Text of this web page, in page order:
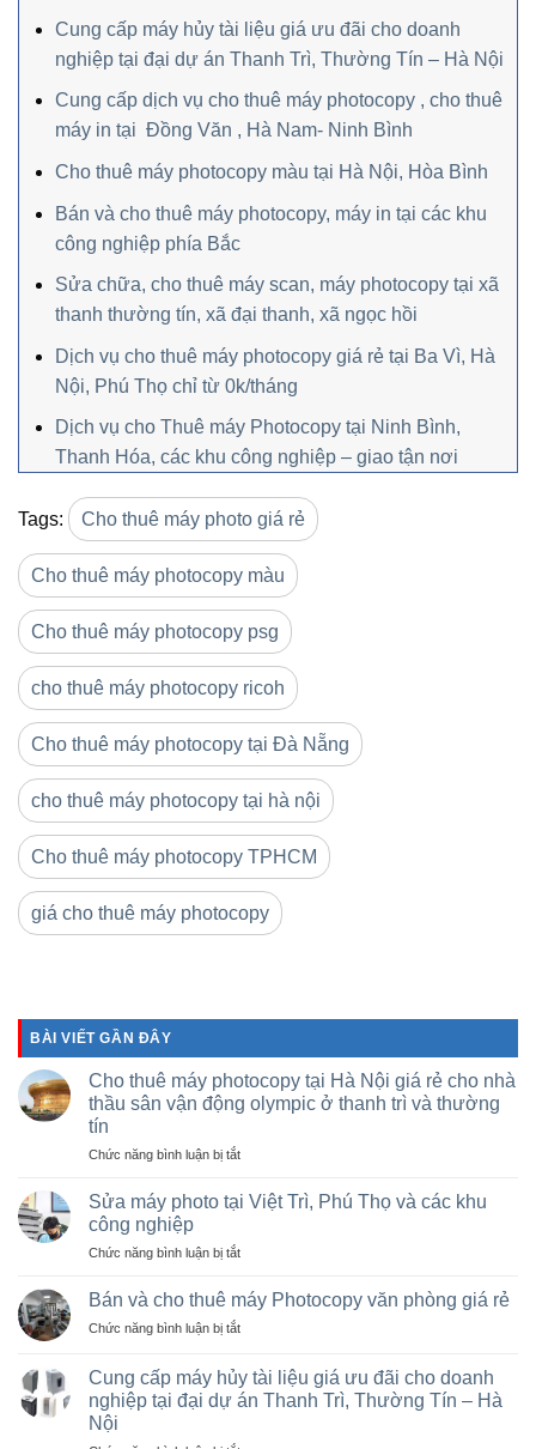
Cung cấp máy hủy tài liệu giá ưu đãi cho doanh
nghiệp tại đại dự án Thanh Trì, Thường Tín – Hà Nội
Cung cấp dịch vụ cho thuê máy photocopy , cho thuê
máy in tại Đồng Văn , Hà Nam- Ninh Bình
Cho thuê máy photocopy màu tại Hà Nội, Hòa Bình
Bán và cho thuê máy photocopy, máy in tại các khu
công nghiệp phía Bắc
Sửa chữa, cho thuê máy scan, máy photocopy tại xã
thanh thường tín, xã đại thanh, xã ngọc hồi
Dịch vụ cho thuê máy photocopy giá rẻ tại Ba Vì, Hà
Nội, Phú Thọ chỉ từ 0k/tháng
Dịch vụ cho Thuê máy Photocopy tại Ninh Bình,
Thanh Hóa, các khu công nghiệp – giao tận nơi
Tags: Cho thuê máy photo giá rẻ
Cho thuê máy photocopy màu
Cho thuê máy photocopy psg
cho thuê máy photocopy ricoh
Cho thuê máy photocopy tại Đà Nẵng
cho thuê máy photocopy tại hà nội
Cho thuê máy photocopy TPHCM
giá cho thuê máy photocopy
BÀI VIẾT GẦN ĐÂY
Cho thuê máy photocopy tại Hà Nội giá rẻ cho nhà
thầu sân vận động olympic ở thanh trì và thường
tín
Chức năng bình luận bị tắtở
thuê
tại
Nội
rẻ
nhà
thầu
Sửa máy photo tại Việt Trì, Phú Thọ và các khu
công nghiệp
Chức năng bình luận bị tắtở
máy
photo
tại
Trì,
Phú
Bán và cho thuê máy Photocopy văn phòng giá rẻ
Chức năng bình luận bị tắtở
cho
thuê
Cung cấp máy hủy tài liệu giá ưu đãi cho doanh
nghiệp tại đại dự án Thanh Trì, Thường Tín – Hà
Nội